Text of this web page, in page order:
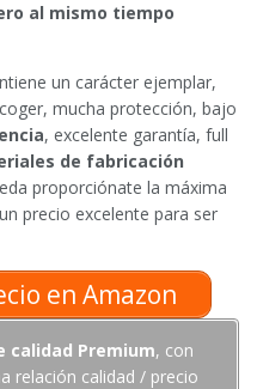
al mismo tiempo
un carácter ejemplar,
mucha protección, bajo
, excelente garantía, full
de fabricación
proporciónate la máxima
precio excelente para ser
en Amazon
calidad Premium, con
relación calidad / precio